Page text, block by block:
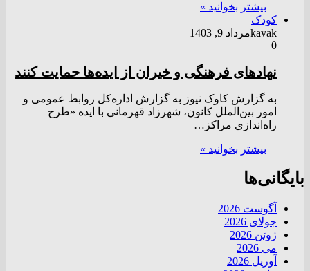
بیشتر بخوانید »
کودک
kavakمرداد 9, 1403
0
نهادهای فرهنگی و خیران از ایده‌ها حمایت کنند
به گزارش کاوک نیوز به گزارش اداره‌کل روابط عمومی و
امور بین‌الملل کانون، شهرزاد قهرمانی با ایده «طرح
راه‌اندازی مراکز…
بیشتر بخوانید »
بایگانی‌ها
آگوست 2026
جولای 2026
ژوئن 2026
می 2026
آوریل 2026